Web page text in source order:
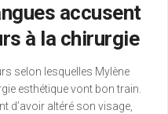
accusent
à la chirurgie
selon lesquelles Mylène
esthétique vont bon train.
d’avoir altéré son visage,